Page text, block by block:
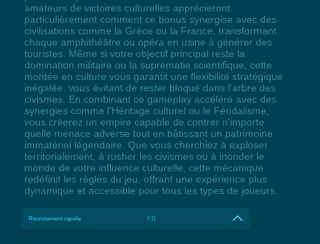
amateurs de victoires culturelles apprécieront
particulièrement comment ce bonus synergise avec des
civilisations comme la Grèce ou la France, transformant
chaque amphithéâtre ou opéra en usine à générer des
touristes. Même si votre objectif principal reste la
domination militaire ou la suprématie scientifique, cette
montée en culture vous garantit une flexibilité stratégique
inégalée, vous évitant de rester bloqué dans l'arbre des
civismes. En combinant ce gameplay accéléré avec des
synergies comme l'Héritage culturel ou le Féodalisme,
vous créerez un empire capable de contrer n'importe
quelle menace adverse tout en bâtissant un patrimoine
immatériel légendaire. Que vous cherchiez à exploser
territorialement, à rusher les civismes ou à inonder le
monde de votre influence culturelle, cette mécanique
redéfinit les règles du jeu, offrant une expérience plus
dynamique et accessible pour tous les types de joueurs.
Recrutement rapide F11